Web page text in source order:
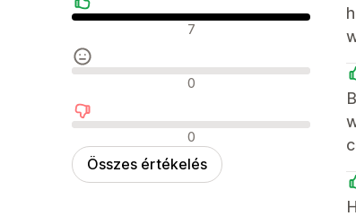
Pozitív értékelések
7
Semleges értékelések
0
Negatív értékelések
0
Összes értékelés